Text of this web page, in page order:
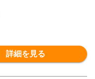
詳細を見る